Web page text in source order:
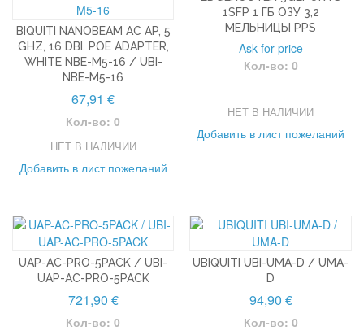
BIQUITI NANOBEAM AC AP, 5
GHZ, 16 DBI, POE ADAPTER,
WHITE NBE-M5-16 / UBI-
NBE-M5-16
67,91 €
Кол-во: 0
НЕТ В НАЛИЧИИ
Добавить в лист пожеланий
1SFP 1 ГБ ОЗУ 3,2
МЕЛЬНИЦЫ PPS
Ask for price
Кол-во: 0
НЕТ В НАЛИЧИИ
Добавить в лист пожеланий
UAP-AC-PRO-5PACK / UBI-
UAP-AC-PRO-5PACK
721,90 €
Кол-во: 0
UBIQUITI UBI-UMA-D / UMA-
D
94,90 €
Кол-во: 0